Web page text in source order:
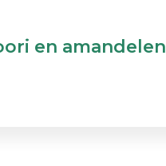
en amandelen